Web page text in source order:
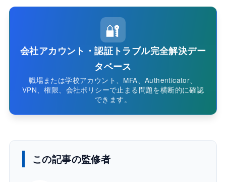
🔐
会社アカウント・認証トラブル完全解決デー
タベース
職場または学校アカウント、MFA、Authenticator、
VPN、権限、会社ポリシーで止まる問題を横断的に確認
できます。
この記事の監修者